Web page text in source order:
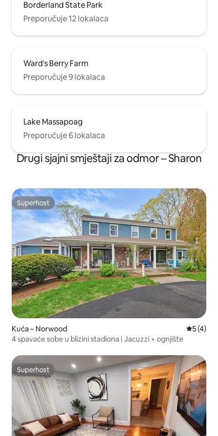
Borderland State Park
Preporučuje 12 lokalaca
Ward's Berry Farm
Preporučuje 9 lokalaca
Lake Massapoag
Preporučuje 6 lokalaca
Drugi sjajni smještaji za odmor – Sharon
Superhost
Superhost
Kuća – Norwood
5 (4)
4 spavaće sobe u blizini stadiona | Jacuzzi + ognjište
Superhost
Superhost